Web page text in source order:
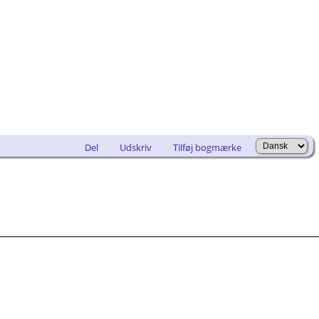
Del Udskriv Tilføj bogmærke